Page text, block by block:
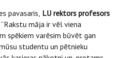
pavasaris, LU rektors profesors
māja ir vēl viena
spēkiem varēsim būvēt gan
studentu un pētnieku